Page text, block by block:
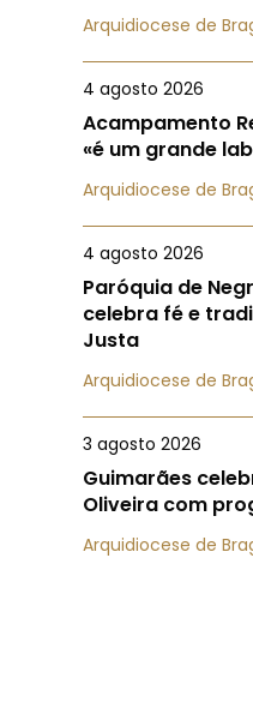
Arquidiocese de
4 agosto 2026
Acampamento
«é um grande
Arquidiocese de
4 agosto 2026
Paróquia de
celebra fé e
Justa
Arquidiocese de
3 agosto 2026
Guimarães
Oliveira com
Arquidiocese de